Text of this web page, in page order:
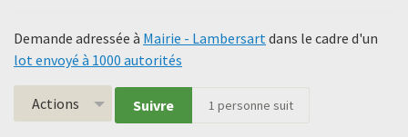
Demande adressée à Mairie - Lambersartdans le cadre d'un
lot envoyé à 1000 autorités
Actions Suivre 1 personne suit